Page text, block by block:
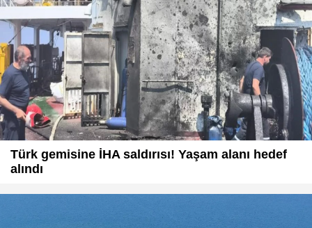
Türk gemisine İHA saldırısı! Yaşam alanı hedef
alındı